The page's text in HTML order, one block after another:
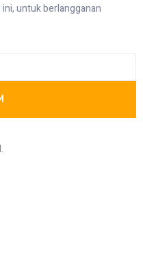
untuk berlangganan